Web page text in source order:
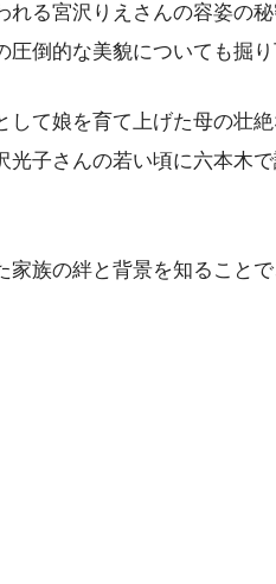
れる宮沢りえさんの容姿の
圧倒的な美貌についても掘り
して娘を育て上げた母の壮
光子さんの若い頃に六本木
家族の絆と背景を知ること